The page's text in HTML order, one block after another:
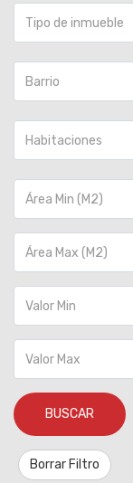
Tipo de inmueble
Barrio
Habitaciones
BUSCAR
Borrar Filtro